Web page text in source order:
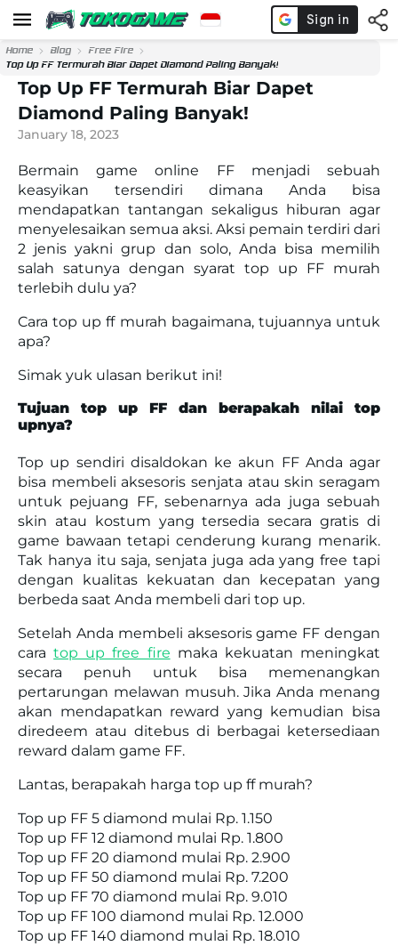
Home Blog
Free Fire
Top Up FF Termurah Biar Dapet Diamond Paling Banyak!
Top Up FF Termurah Biar Dapet
Diamond Paling Banyak!
January 18, 2023
Bermain game online FF menjadi sebuah
keasyikan tersendiri dimana Anda bisa
mendapatkan tantangan sekaligus hiburan agar
menyelesaikan semua aksi. Aksi pemain terdiri dari
2 jenis yakni grup dan solo, Anda bisa memilih
salah satunya dengan syarat top up FF murah
terlebih dulu ya?
Cara top up ff murah bagaimana, tujuannya untuk
apa?
Simak yuk ulasan berikut ini!
Tujuan top up FF dan berapakah nilai top
upnya?
Top up sendiri disaldokan ke akun FF Anda agar
bisa membeli aksesoris senjata atau skin seragam
untuk pejuang FF, sebenarnya ada juga sebuah
skin atau kostum yang tersedia secara gratis di
game bawaan tetapi cenderung kurang menarik.
Tak hanya itu saja, senjata juga ada yang free tapi
dengan kualitas kekuatan dan kecepatan yang
berbeda saat Anda membeli dari top up.
Setelah Anda membeli aksesoris game FF dengan
caratop up free fire maka kekuatan meningkat
secara penuh untuk bisa memenangkan
pertarungan melawan musuh. Jika Anda menang
akan mendapatkan reward yang kemudian bisa
diredeem atau ditebus di berbagai ketersediaan
reward dalam game FF.
Lantas, berapakah harga top up ff murah?
Top up FF 5 diamond mulai Rp. 1.150
Top up FF 12 diamond mulai Rp. 1.800
Top up FF 20 diamond mulai Rp. 2.900
Top up FF 50 diamond mulai Rp. 7.200
Top up FF 70 diamond mulai Rp. 9.010
Top up FF 100 diamond mulai Rp. 12.000
Top up FF 140 diamond mulai Rp. 18.010